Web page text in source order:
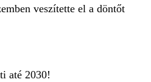
veszítette el a döntőt
até 2030!